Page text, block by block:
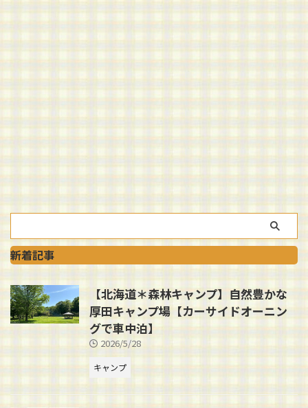
新着記事
【北海道＊森林キャンプ】自然豊かな
厚田キャンプ場【カーサイドオーニン
グで車中泊】
2026/5/28
キャンプ